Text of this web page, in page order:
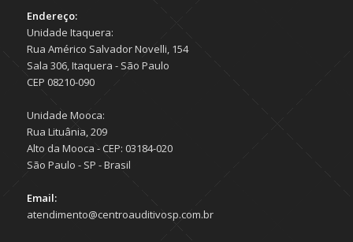
Endereço:
Unidade Itaquera:
Rua Américo Salvador Novelli, 154
Sala 306, Itaquera - São Paulo
CEP 08210-090
Unidade Mooca:
Rua Lituânia, 209
Alto da Mooca - CEP: 03184-020
São Paulo - SP - Brasil
Email:
atendimento@centroauditivosp.com.br